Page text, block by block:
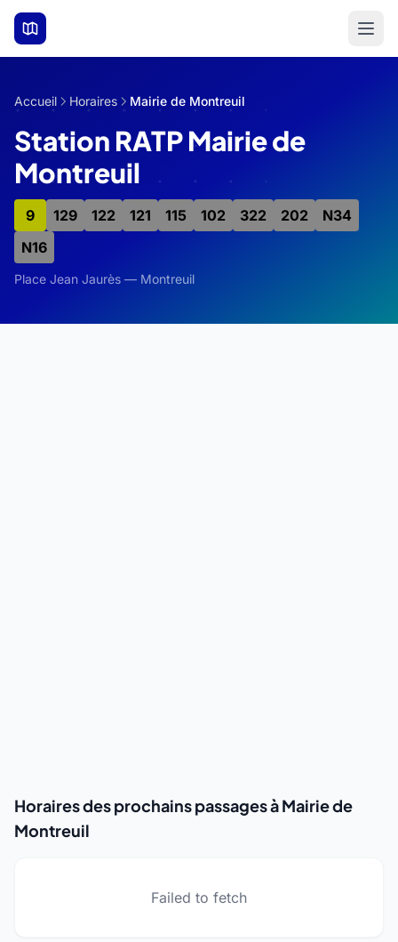
Aller au contenu principal
Accueil Horaires Mairie de Montreuil
Station RATP Mairie de
Montreuil
9 129 122 121 115 102 322 202
N34
N16
Place Jean Jaurès — Montreuil
Horaires des prochains passages à Mairie de
Montreuil
Failed to fetch